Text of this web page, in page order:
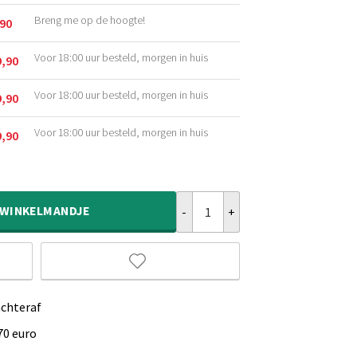
Breng me op de hoogte!
Voor 18:00 uur besteld, morgen in huis
Voor 18:00 uur besteld, morgen in huis
Voor 18:00 uur besteld, morgen in huis
WINKELMANDJE
euro